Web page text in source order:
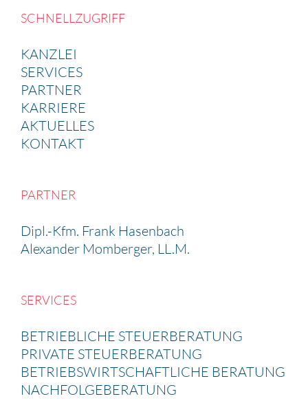
SCHNELL­ZU­GRIFF
KANZLEI
SERVICES
PARTNER
KARRIERE
AKTUELLES
KONTAKT
PARTNER
Dipl.-Kfm. Frank Hasen­bach
Alexander Momberger, LL.M.
SERVICES
BETRIEB­LICHE STEUER­BE­RA­TUNG
PRIVATE STEUER­BE­RA­TUNG
BETRIEBS­WIRT­SCHAFT­LICHE BERATUNG
NACHFOL­GE­BE­RA­TUNG